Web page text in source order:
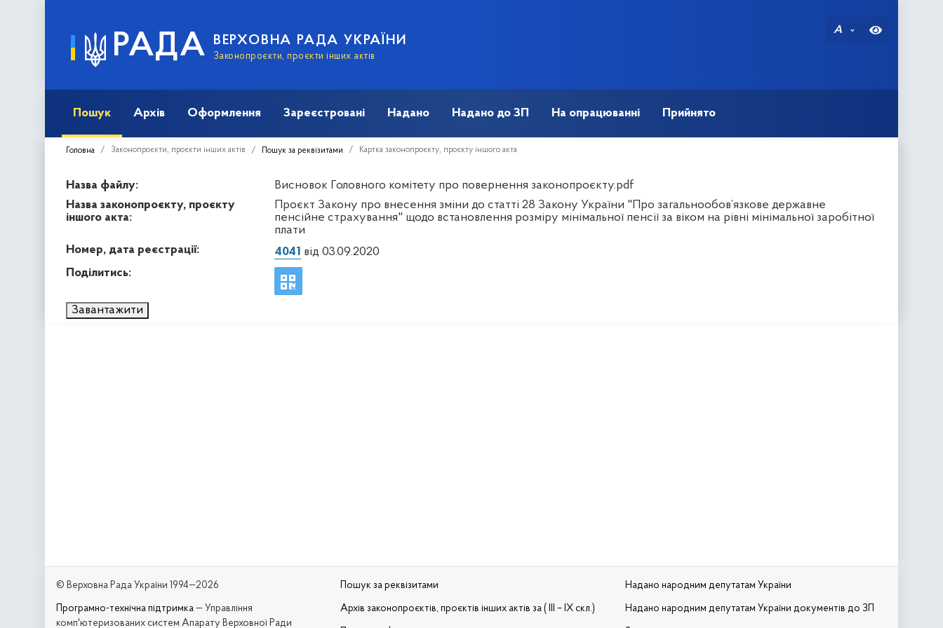
РАДА ВЕРХОВНА РАДА УКРАЇНИ
Законопроєкти, проєкти інших актів
A
Пошук Архів Оформлення Зареєстровані Надано Надано до ЗП На опрацюванні Прийнято
Головна Законопроєкти, проєкти інших актів Пошук за реквізитами Картка законопроєкту, проєкту іншого акта
Назва файлу:
Висновок Головного комітету про повернення законопроєкту.pdf
Назва законопроєкту, проєкту
іншого акта:
Проєкт Закону про внесення зміни до статті 28 Закону України "Про загальнообов’язкове державне
пенсійне страхування" щодо встановлення розміру мінімальної пенсії за віком на рівні мінімальної заробітної
плати
Номер, дата реєстрації:
4041 від 03.09.2020
Поділитись:
Завантажити
© Верховна Рада України 1994—2026
Програмно-технічна підтримка — Управління
комп'ютеризованих систем Апарату Верховної Ради
Пошук за реквізитами
Архів законопроєктів, проєктів інших актів за ( III – IX скл.)
Надано народним депутатам України
Надано народним депутатам України документів до ЗП